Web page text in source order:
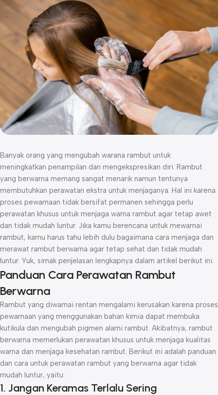
Banyak orang yang mengubah warana rambut untuk
meningkatkan penampilan dan mengekspresikan diri. Rambut
yang berwarna memang sangat menarik namun tentunya
membutuhkan perawatan ekstra untuk menjaganya. Hal ini karena
proses pewarnaan tidak bersifat permanen sehingga perlu
perawatan khusus untuk menjaga warna rambut agar tetap awet
dan tidak mudah luntur. Jika kamu berencana untuk mewarnai
rambut, kamu harus tahu lebih dulu bagaimana cara menjaga dan
merawat rambut berwarna agar tetap sehat dan tidak mudah
luntur. Yuk, simak penjelasan lengkapnya dalam artikel berikut ini.
Panduan Cara Perawatan Rambut
Berwarna
Rambut yang diwarnai rentan mengalami kerusakan karena proses
pewarnaan yang menggunakan bahan kimia dapat membuka
kutikula dan mengubah pigmen alami rambut. Akibatnya, rambut
berwarna memerlukan perawatan khusus untuk menjaga kualitas
warna dan menjaga kesehatan rambut. Berikut ini adalah panduan
dan cara untuk perawatan rambut yang berwarna agar tidak
mudah luntur, yaitu:
1. Jangan Keramas Terlalu Sering